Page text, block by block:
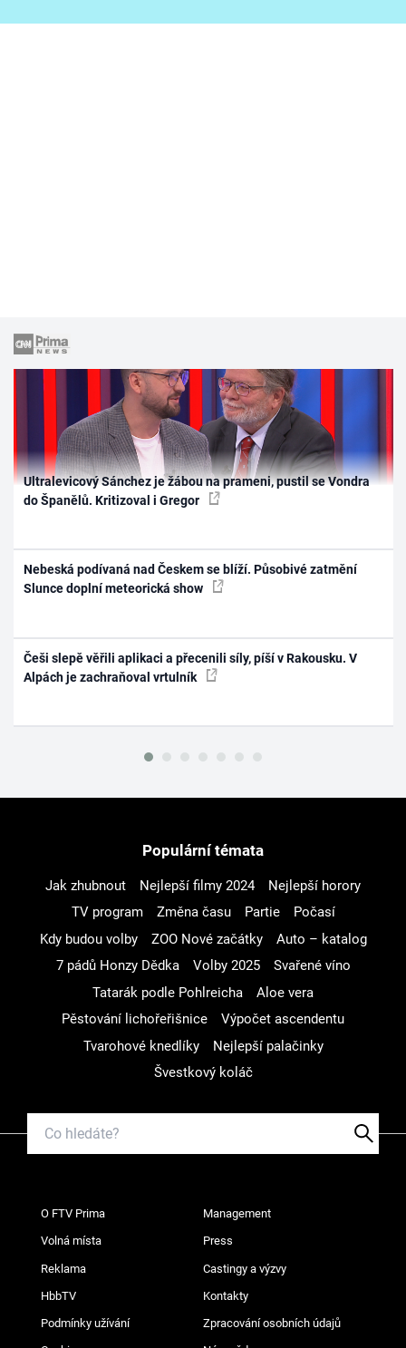
Ultralevicový Sánchez je žábou na prameni, pustil se Vondra
do Španělů. Kritizoval i Gregor
Nebeská podívaná nad Českem se blíží. Působivé zatmění
Slunce doplní meteorická show
Češi slepě věřili aplikaci a přecenili síly, píší v Rakousku. V
Alpách je zachraňoval vrtulník
Populární témata
Jak zhubnout Nejlepší filmy 2024
Nejlepší horory
TV program
Změna času Partie
Počasí
Kdy budou volby
ZOO Nové začátky
Auto – katalog
7 pádů Honzy Dědka
Volby 2025
Svařené víno
Tatarák podle Pohlreicha
Aloe vera
Pěstování lichořeřišnice
Výpočet ascendentu
Tvarohové knedlíky
Nejlepší palačinky
Švestkový koláč
O FTV Prima Management
Volná místa Press
Reklama Castingy a výzvy
HbbTV Kontakty
Podmínky užívání Zpracování osobních údajů